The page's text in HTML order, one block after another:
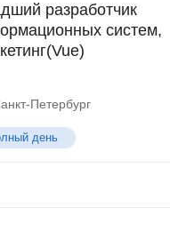
разработчик
систем,
Петербург
день